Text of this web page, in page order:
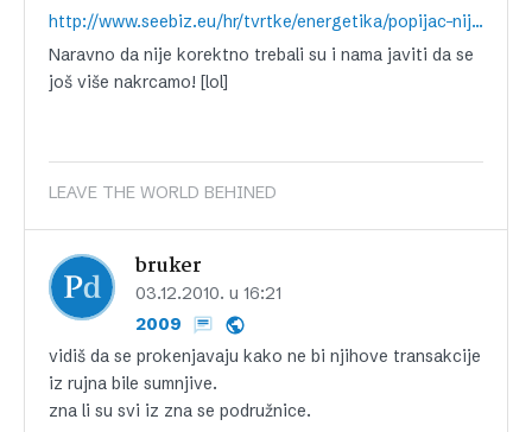
http://www.seebiz.eu/hr/tvrtke/energetika/popijac-nije-korektno-da-o-namjerama-mol-a-doznajemo-iz-medija,99981.html
Naravno da nije korektno trebali su i nama javiti da se
još više nakrcamo! [lol]
LEAVE THE WORLD BEHINED
bruker
03.12.2010. u 16:21
2009
vidiš da se prokenjavaju kako ne bi njihove transakcije
iz rujna bile sumnjive.
zna li su svi iz zna se podružnice.